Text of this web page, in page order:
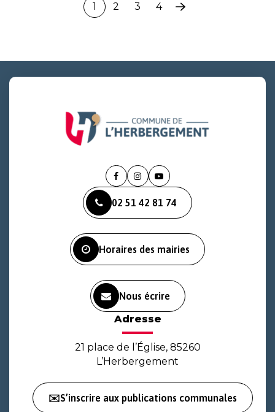
1 2 3 4
Page
Lien
le
compte
Lien
le
compte
Lien
la
chaîne
02 51 42 81 74
Horaires des mairies
Nous écrire
Adresse
21 place de l’Église, 85260
L’Herbergement
✉️S’inscrire aux publications communales